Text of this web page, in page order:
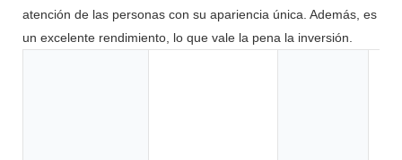
atención de las personas con su apariencia única. Además, es
un excelente rendimiento, lo que vale la pena la inversión.